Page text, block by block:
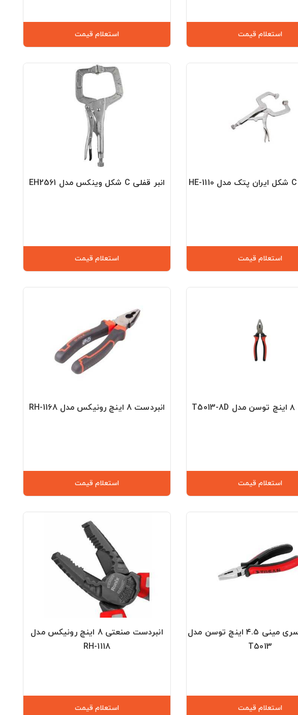
استعلام قیمت استعلام قیمت
استعلام قیمت
انبر قفلی C شکل وینکس مدل EH2561
استعلام قیمت
استعلام قیمت
انبردست 8 اینچ رونیکس مدل RH-1168
استعلام قیمت
انبردست سری مینی ۴.۵ اینچ توسن مدل
T5013
استعلام قیمت
انبردست صنعتی 8 اینچ رونیکس مدل
RH-1118
استعلام قیمت